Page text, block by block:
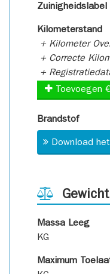
Zuinigheidslabel
Kilometerstand
+ Kilometer
+ Correcte
+
Toevoegen
Brandstof
Download
Massa Leeg
KG
Maximum